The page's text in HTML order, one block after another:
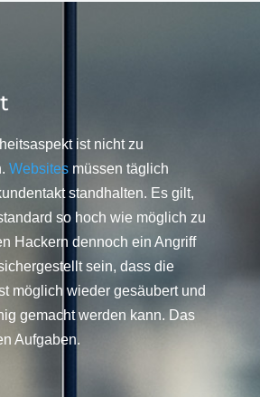
ist nicht zu
Websitesmüssen täglich
standhalten. Es gilt,
so hoch wie möglich zu
Hackern dennoch ein Angriff
sein, dass die
möglich wieder gesäubert und
gemacht werden kann. Das
Aufgaben.